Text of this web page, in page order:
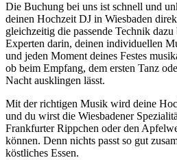
Die Buchung bei uns ist schnell und
deinen Hochzeit DJ in Wiesbaden
gleichzeitig die passende Technik
Experten darin, deinen individuellen
und jeden Moment deines Festes
ob beim Empfang, dem ersten Tanz
Nacht ausklingen lässt.
Mit der richtigen Musik wird deine
und du wirst die Wiesbadener
Frankfurter Rippchen oder den
können. Denn nichts passt so gut
köstliches Essen.